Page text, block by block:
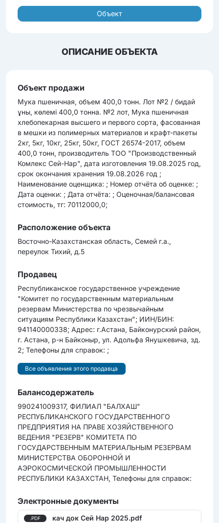
Объект
ОПИСАНИЕ ОБЪЕКТА
Объект продажи
Мука пшеничная, объем 400,0 тонн. Лот №2 / бидай
ұны, көлемі 400,0 тонна. №2 лот, Мука пшеничная
хлебопекарная высшего и первого сорта, фасованная
в мешки из полимерных материалов и крафт-пакеты
2кг, 5кг, 10кг, 25кг, 50кг, ГОСТ 26574-2017, объем
400,0 тонн, производитель ТОО "Производственный
Комлекс Сей-Нар", дата изготовления 19.08.2025 год,
срок окончания хранения 19.08.2026 год ;
Наименование оценщика: ; Номер отчёта об оценке: ;
Дата оценки: ; Дата отчёта: ; Оценочная/балансовая
стоимость, тг: 70112000,0;
Расположение объекта
Восточно-Казахстанская область, Семей г.а.,
переулок Тихий, д.5
Продавец
Республиканское государственное учреждение
"Комитет по государственным материальным
резервам Министерства по чрезвычайным
ситуациям Республики Казахстан"; ИИН/БИН:
941140000338; Адрес: г.Астана, Байконурский район,
г. Астана, р-н Байконыр, ул. Адольфа Янушкевича, зд.
2; Телефоны для справок: ;
Все объявления этого продавца
Балансодержатель
990241009317, ФИЛИАЛ "БАЛХАШ"
РЕСПУБЛИКАНСКОГО ГОСУДАРСТВЕННОГО
ПРЕДПРИЯТИЯ НА ПРАВЕ ХОЗЯЙСТВЕННОГО
ВЕДЕНИЯ "РЕЗЕРВ" КОМИТЕТА ПО
ГОСУДАРСТВЕННЫМ МАТЕРИАЛЬНЫМ РЕЗЕРВАМ
МИНИСТЕРСТВА ОБОРОННОЙ И
АЭРОКОСМИЧЕСКОЙ ПРОМЫШЛЕННОСТИ
РЕСПУБЛИКИ КАЗАХСТАН, Телефоны для справок:
Электронные документы
.PDF кач док Сей Нар 2025.pdf